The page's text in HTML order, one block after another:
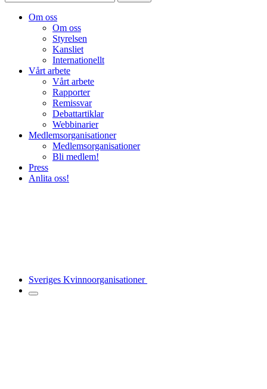
Om oss
Om oss
Styrelsen
Kansliet
Internationellt
Vårt arbete
Vårt arbete
Rapporter
Remissvar
Debattartiklar
Webbinarier
Medlemsorganisationer
Medlemsorganisationer
Bli medlem!
Press
Anlita oss!
Sveriges Kvinnoorganisationer